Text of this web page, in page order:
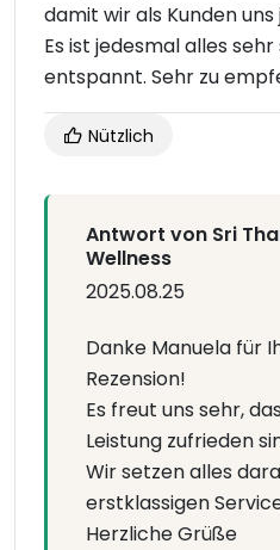
damit wir als Kunden
Es ist jedesmal alles
entspannt. Sehr zu
Nützlich
Antwort von Sri
Wellness
2025.08.25
Danke Manuela für
Rezension!
Es freut uns sehr,
Leistung zufrieden
Wir setzen alles
erstklassigen
Herzliche Grüße